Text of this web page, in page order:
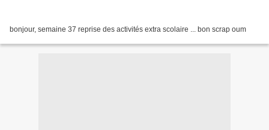
bonjour, semaine 37 reprise des activités extra scolaire ... bon scrap oum